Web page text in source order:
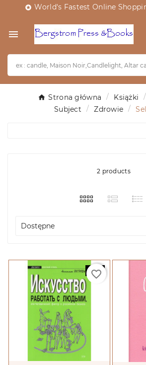
 World's Fastest Online

Strona główna Książki
Subject
Zdrowie
2 products
Dostępne
-70%
favorite_border